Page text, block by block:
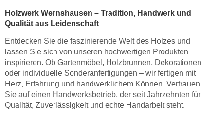
Holzwerk Wernshausen – Tradition, Handwerk und
Qualität aus Leidenschaft
Entdecken Sie die faszinierende Welt des Holzes und
lassen Sie sich von unseren hochwertigen Produkten
inspirieren. Ob Gartenmöbel, Holzbrunnen, Dekorationen
oder individuelle Sonderanfertigungen – wir fertigen mit
Herz, Erfahrung und handwerklichem Können. Vertrauen
Sie auf einen Handwerksbetrieb, der seit Jahrzehnten für
Qualität, Zuverlässigkeit und echte Handarbeit steht.